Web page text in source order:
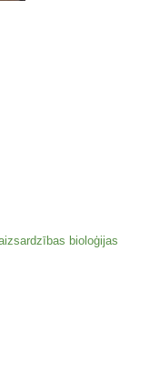
bioloģijas